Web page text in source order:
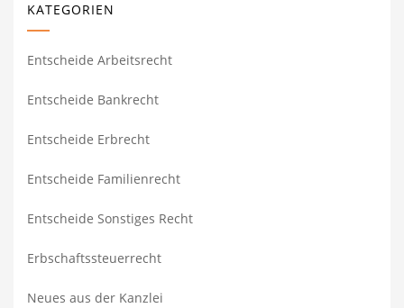
KATEGORIEN
Entscheide Arbeitsrecht
Entscheide Bankrecht
Entscheide Erbrecht
Entscheide Familienrecht
Entscheide Sonstiges Recht
Erbschaftssteuerrecht
Neues aus der Kanzlei